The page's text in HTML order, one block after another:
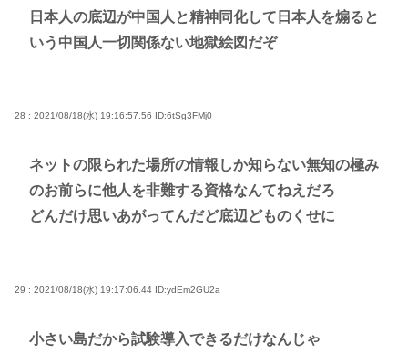
日本人の底辺が中国人と精神同化して日本人を煽ると
いう中国人一切関係ない地獄絵図だぞ
28 : 2021/08/18(水) 19:16:57.56 ID:6tSg3FMj0
ネットの限られた場所の情報しか知らない無知の極み
のお前らに他人を非難する資格なんてねえだろ
どんだけ思いあがってんだど底辺どものくせに
29 : 2021/08/18(水) 19:17:06.44 ID:ydEm2GU2a
小さい島だから試験導入できるだけなんじゃ